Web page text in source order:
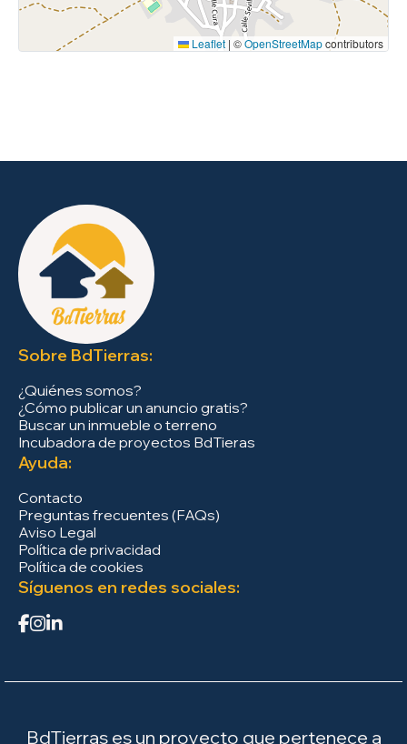
Leaflet | ©OpenStreetMapcontributors
Sobre BdTierras:
¿Quiénes somos?
¿Cómo publicar un anuncio gratis?
Buscar un inmueble o terreno
Incubadora de proyectos BdTieras
Ayuda:
Contacto
Preguntas frecuentes (FAQs)
Aviso Legal
Política de privacidad
Política de cookies
Síguenos en redes sociales:
BdTierras es un proyecto que pertenece a